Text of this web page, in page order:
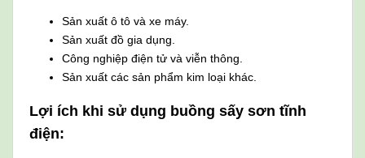
Sản xuất ô tô và xe máy.
Sản xuất đồ gia dụng.
Công nghiệp điện tử và viễn thông.
Sản xuất các sản phẩm kim loại khác.
Lợi ích khi sử dụng buồng sấy sơn tĩnh
điện: